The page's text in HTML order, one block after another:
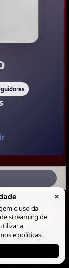
Lista
Blocos
×
o uso da
streaming de
a
e políticas.